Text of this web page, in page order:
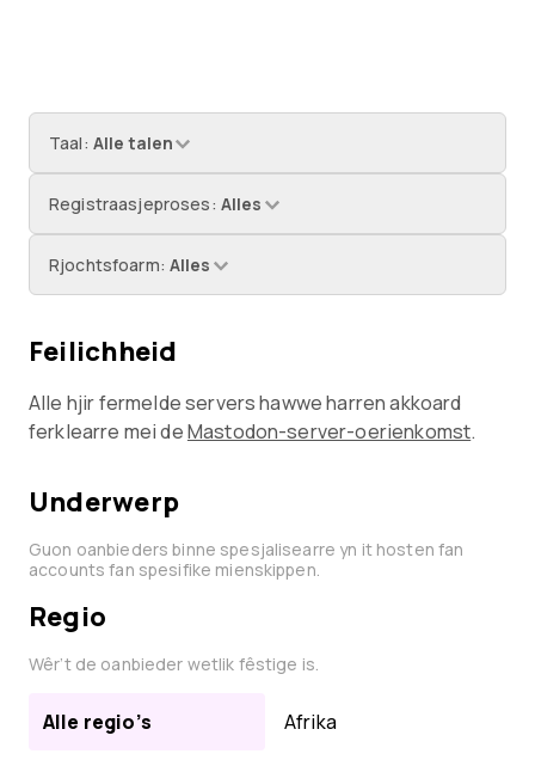
Taal: Alle talen
Registraasjeproses: Alles
Rjochtsfoarm: Alles
Feilichheid
Alle hjir fermelde servers hawwe harren akkoard
ferklearre mei deMastodon-server-oerienkomst.
Underwerp
Guon oanbieders binne spesjalisearre yn it hosten fan
accounts fan spesifike mienskippen.
Regio
Wêr’t de oanbieder wetlik fêstige is.
Alle regio’s Afrika